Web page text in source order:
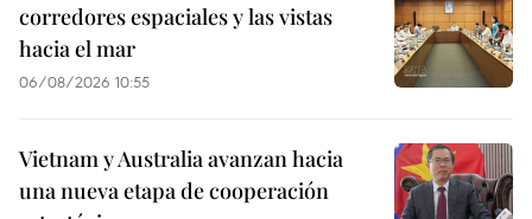
corredores espaciales y las vistas
hacia el mar
06/08/2026 10:55
Vietnam y Australia avanzan hacia
una nueva etapa de cooperación